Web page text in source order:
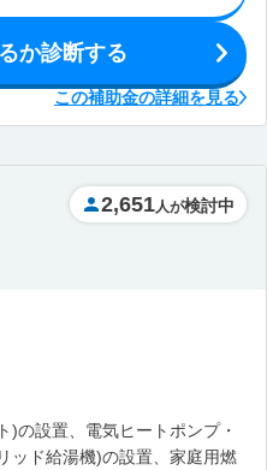
か診断する
この補助金の詳細を見る
2,651 人が検討中
)の設置、電気ヒートポンプ・
ッド給湯機)の設置、家庭用燃